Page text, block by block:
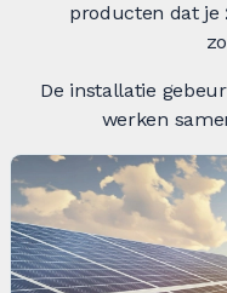
producten dat je
De installatie
werken